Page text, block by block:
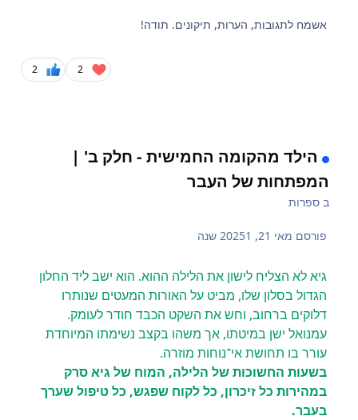
אשמח לתגובות, הערות, תיקונים. תודה!
2
2
הילד מהקומה החמישית - חלק ב' |
המפתחות של העבר
בספרות
פורסם מאי 21, 2025 1 שנה
גיא לא הצליח לישון את הלילה ההוא. הוא ישב ליד החלון
הגדול בסלון שלו, מביט על האורות המעטים שנותרו
דלוקים ברחוב, וחש את השקט הכבד חודר לעומק.
עמנואל ישן במיטתו, אך משהו בקצב נשימתו המיוחדת
עורר בו תחושת אי־נוחות מוזרה.
בשעות החשוכות של הלילה, המוח של גיא סרק
במהירות כל זיכרון, כל לקוח שפגש, כל טיפול שערך
בעבר.